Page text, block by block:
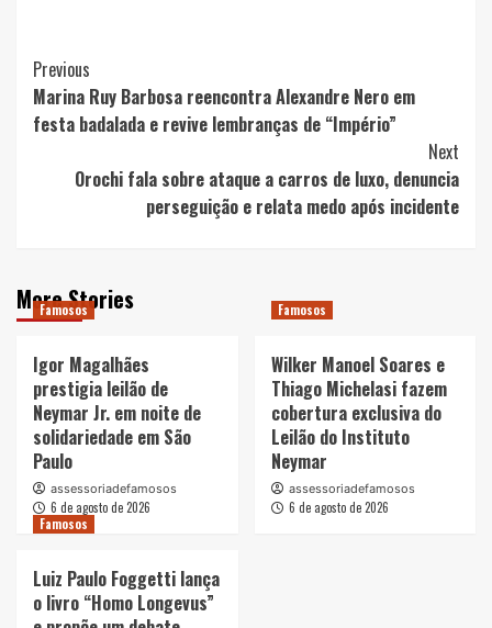
Post
Navigation
Previous
Marina Ruy Barbosa reencontra Alexandre Nero em
festa badalada e revive lembranças de “Império”
Next
Orochi fala sobre ataque a carros de luxo, denuncia
perseguição e relata medo após incidente
More Stories
Famosos
Igor Magalhães
prestigia leilão de
Neymar Jr. em noite de
solidariedade em São
Paulo
assessoriadefamosos
6 de agosto de 2026
Famosos
Wilker Manoel Soares e
Thiago Michelasi fazem
cobertura exclusiva do
Leilão do Instituto
Neymar
assessoriadefamosos
6 de agosto de 2026
Famosos
Luiz Paulo Foggetti lança
o livro “Homo Longevus”